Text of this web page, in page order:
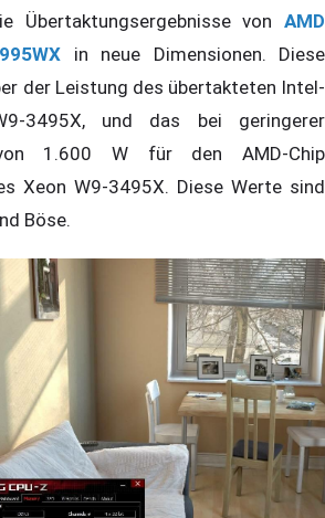
Übertaktungsergebnisse von AMD
in neue Dimensionen. Diese
der Leistung des übertakteten Intel-
3495X, und das bei geringerer
von 1.600 W für den AMD-Chip
Xeon W9-3495X. Diese Werte sind
Böse.